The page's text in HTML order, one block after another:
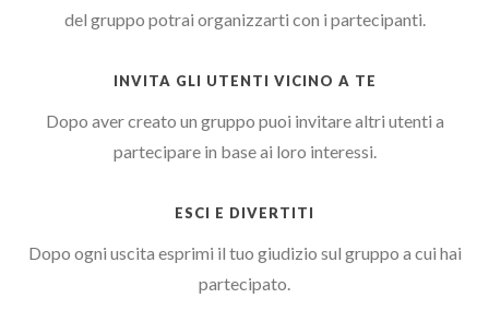
del gruppo potrai organizzarti con i partecipanti.
INVITA GLI UTENTI VICINO A TE
Dopo aver creato un gruppo puoi invitare altri utenti a
partecipare in base ai loro interessi.
ESCI E DIVERTITI
Dopo ogni uscita esprimi il tuo giudizio sul gruppo a cui hai
partecipato.